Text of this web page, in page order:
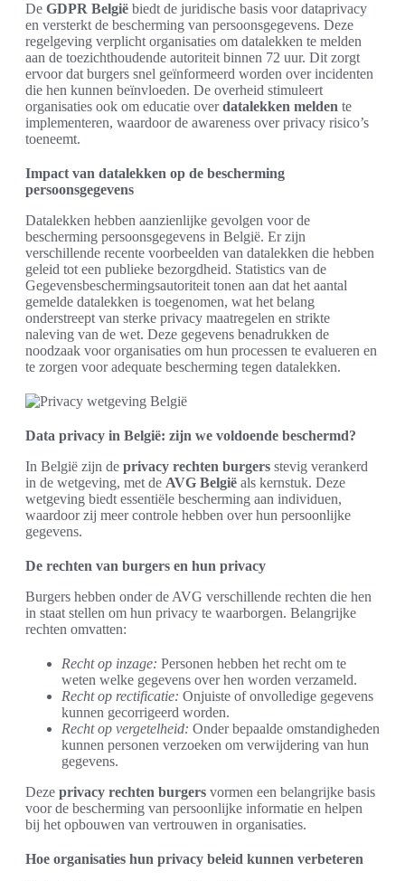
De GDPR België biedt de juridische basis voor dataprivacy
en versterkt de bescherming van persoonsgegevens. Deze
regelgeving verplicht organisaties om datalekken te melden
aan de toezichthoudende autoriteit binnen 72 uur. Dit zorgt
ervoor dat burgers snel geïnformeerd worden over incidenten
die hen kunnen beïnvloeden. De overheid stimuleert
organisaties ook om educatie overdatalekken melden te
implementeren, waardoor de awareness over privacy risico’s
toeneemt.
Impact van datalekken op de bescherming
persoonsgegevens
Datalekken hebben aanzienlijke gevolgen voor de
bescherming persoonsgegevens in België. Er zijn
verschillende recente voorbeelden van datalekken die hebben
geleid tot een publieke bezorgdheid. Statistics van de
Gegevensbeschermingsautoriteit tonen aan dat het aantal
gemelde datalekken is toegenomen, wat het belang
onderstreept van sterke privacy maatregelen en strikte
naleving van de wet. Deze gegevens benadrukken de
noodzaak voor organisaties om hun processen te evalueren en
te zorgen voor adequate bescherming tegen datalekken.
Data privacy in België: zijn we voldoende beschermd?
In België zijn de privacy rechten burgers stevig verankerd
in de wetgeving, met de AVG België als kernstuk. Deze
wetgeving biedt essentiële bescherming aan individuen,
waardoor zij meer controle hebben over hun persoonlijke
gegevens.
De rechten van burgers en hun privacy
Burgers hebben onder de AVG verschillende rechten die hen
in staat stellen om hun privacy te waarborgen. Belangrijke
rechten omvatten:
Recht op inzage: Personen hebben het recht om te
weten welke gegevens over hen worden verzameld.
Recht op rectificatie: Onjuiste of onvolledige gegevens
kunnen gecorrigeerd worden.
Recht op vergetelheid: Onder bepaalde omstandigheden
kunnen personen verzoeken om verwijdering van hun
gegevens.
Deze privacy rechten burgers vormen een belangrijke basis
voor de bescherming van persoonlijke informatie en helpen
bij het opbouwen van vertrouwen in organisaties.
Hoe organisaties hun privacy beleid kunnen verbeteren